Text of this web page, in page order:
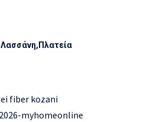
Λασσάνη Πλατεία